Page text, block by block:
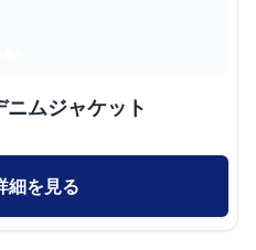
ムジャケット
細を見る